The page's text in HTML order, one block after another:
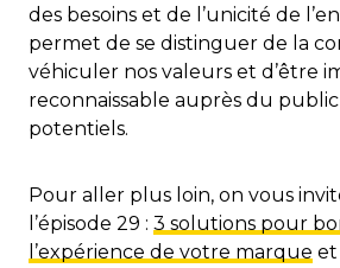
des besoins et de l’unicité de
permet de se distinguer de la
véhiculer nos valeurs et d’être
reconnaissable auprès du
potentiels.
Pour aller plus loin, on vous
l’épisode 29 : 3 solutions pour
l’expérience de votre marque et